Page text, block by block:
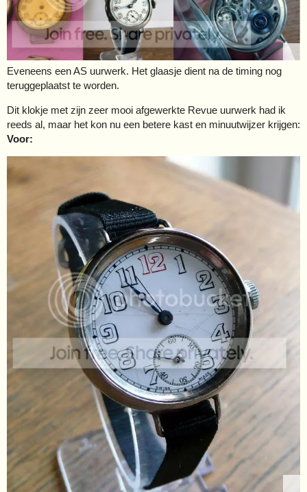
Eveneens een AS uurwerk. Het glaasje dient na de timing nog
teruggeplaatst te worden.
Dit klokje met zijn zeer mooi afgewerkte Revue uurwerk had ik
reeds al, maar het kon nu een betere kast en minuutwijzer krijgen:
Voor: